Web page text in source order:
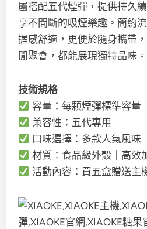
屬搭配五代煙彈，提供持久
享不間斷的吸煙樂趣。簡約
握感舒適，更便於隨身攜帶
閒聚會，都能展現獨特品味。
技術規格
容量：每顆煙彈標準容量
兼容性：五代專用
口味選擇：多款人氣風味
材質：食品級外殼｜高效
活動內容：買五盒贈送主